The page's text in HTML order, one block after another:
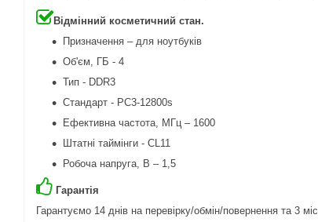
Відмінний косметичний стан.
Призначення – для ноутбуків
Об'єм, ГБ - 4
Тип - DDR3
Стандарт - PC3-12800s
Ефективна частота, МГц – 1600
Штатні таймінги - CL11
Робоча напруга, В – 1,5
Гарантія
Гарантуємо 14 днів на перевірку/обмін/повернення та 3